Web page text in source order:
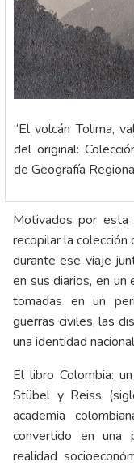
“El volcán Tolima,
del original:
de Geografía
Motivados por esta
recopilar la
durante ese viaje
en sus diarios, en un
tomadas en un
guerras civiles, las
una identidad
El libro Colombia:
Stübel y Reiss
academia
convertido en una
realidad